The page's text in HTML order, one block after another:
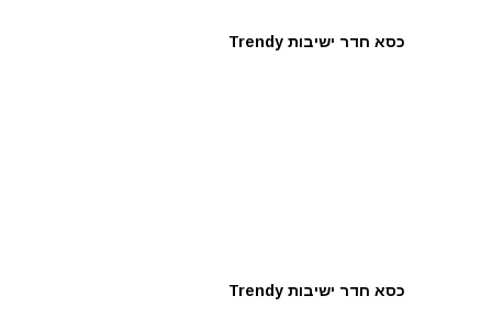
כסא חדר ישיבות Trendy
כסא חדר ישיבות Trendy